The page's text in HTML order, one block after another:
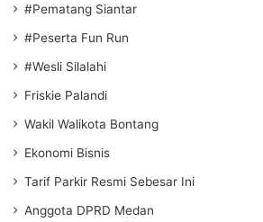
#Pematang Siantar
#Peserta Fun Run
#Wesli Silalahi
Friskie Palandi
Wakil Walikota Bontang
Ekonomi Bisnis
Tarif Parkir Resmi Sebesar Ini
Anggota DPRD Medan